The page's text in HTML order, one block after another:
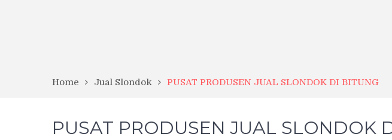
Home Jual Slondok PUSAT PRODUSEN JUAL SLONDOK DI BITUNG
PUSAT PRODUSEN JUAL SLONDOK